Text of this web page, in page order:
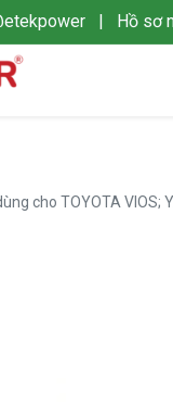
| Hồ sơ
cho TOYOTA VIOS;